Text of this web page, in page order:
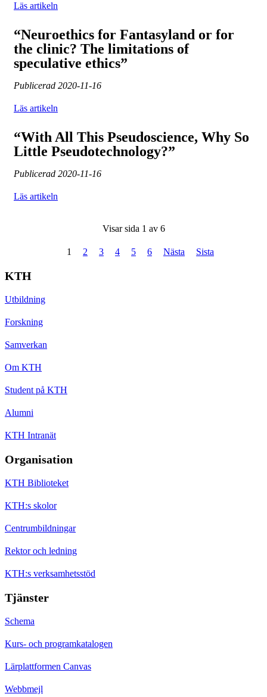
Läs artikeln
“Neuroethics for Fantasyland or for
the clinic? The limitations of
speculative ethics”
Publicerad 2020-11-16
Läs artikeln
“With All This Pseudoscience, Why So
Little Pseudotechnology?”
Publicerad 2020-11-16
Läs artikeln
Visar sida 1 av 6
1 2 3 4 5 6 Nästa Sista
KTH
Utbildning
Forskning
Samverkan
Om KTH
Student på KTH
Alumni
KTH Intranät
Organisation
KTH Biblioteket
KTH:s skolor
Centrumbildningar
Rektor och ledning
KTH:s verksamhetsstöd
Tjänster
Schema
Kurs- och programkatalogen
Lärplattformen Canvas
Webbmejl